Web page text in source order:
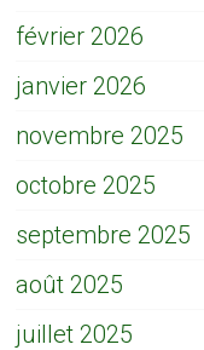
février 2026
janvier 2026
novembre 2025
octobre 2025
septembre 2025
août 2025
juillet 2025